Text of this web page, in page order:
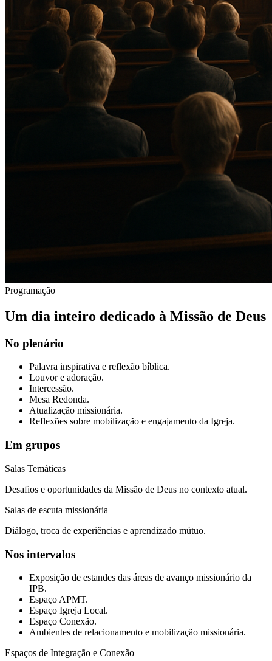
Programação
Um dia inteiro dedicado à Missão de Deus
No plenário
Palavra inspirativa e reflexão bíblica.
Louvor e adoração.
Intercessão.
Mesa Redonda.
Atualização missionária.
Reflexões sobre mobilização e engajamento da Igreja.
Em grupos
Salas Temáticas
Desafios e oportunidades da Missão de Deus no contexto atual.
Salas de escuta missionária
Diálogo, troca de experiências e aprendizado mútuo.
Nos intervalos
Exposição de estandes das áreas de avanço missionário da
IPB.
Espaço APMT.
Espaço Igreja Local.
Espaço Conexão.
Ambientes de relacionamento e mobilização missionária.
Espaços de Integração e Conexão